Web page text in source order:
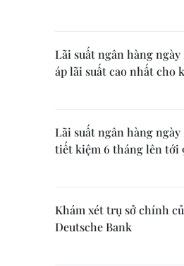
Lãi suất ngân hàng ngày
áp lãi suất cao nhất cho
Lãi suất ngân hàng ngày
tiết kiệm 6 tháng lên tới
Khám xét trụ sở chính
Deutsche Bank